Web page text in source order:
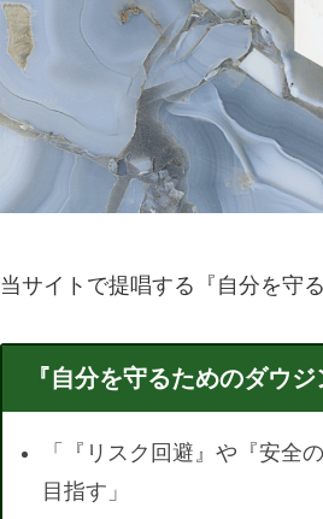
当サイトで提唱する『自分を守
『自分を守るためのダウ
「『リスク回避』や『安全
目指す」